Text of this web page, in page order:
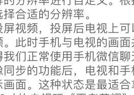
合适的分辨率。
屏视频，投屏后电视上
此时手机与电视的画
们正常使用手机微信
步的功能后，电视和
面。这种状态是最适